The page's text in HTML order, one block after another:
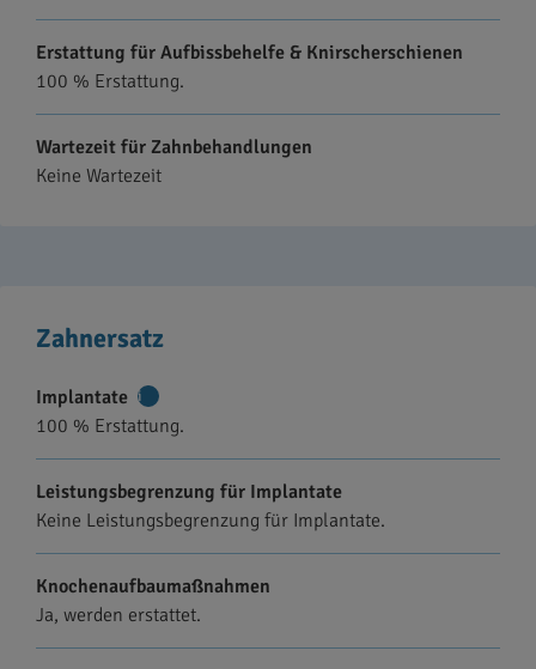
Erstattung für Aufbissbehelfe & Knirscherschienen
100 % Erstattung.
Wartezeit für Zahnbehandlungen
Keine Wartezeit
Zahnersatz
Implantate
Informationen
100 % Erstattung.
Leistungsbegrenzung für Implantate
Keine Leistungsbegrenzung für Implantate.
Knochenaufbaumaßnahmen
Ja, werden erstattet.